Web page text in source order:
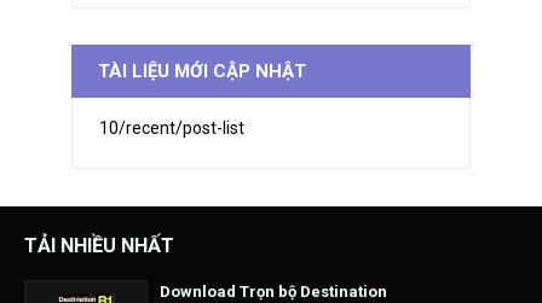
TÀI LIỆU MỚI CẬP NHẬT
10/recent/post-list
TẢI NHIỀU NHẤT
Download Trọn bộ Destination